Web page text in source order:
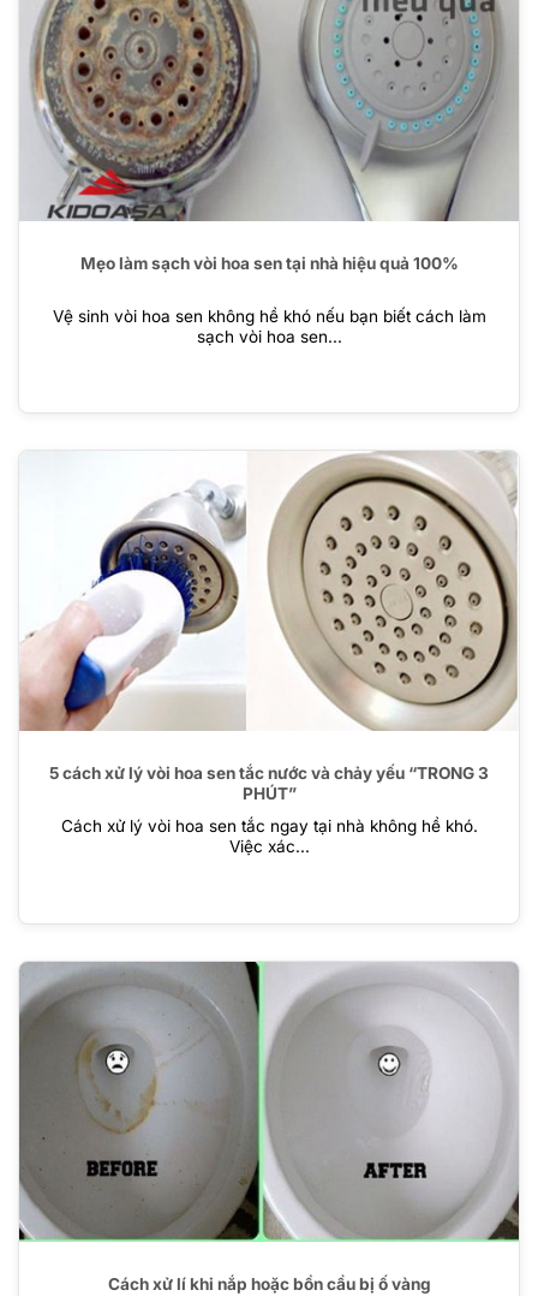
Mẹo làm sạch vòi hoa sen tại nhà hiệu quả 100%
Vệ sinh vòi hoa sen không hề khó nếu bạn biết cách làm
sạch vòi hoa sen...
5 cách xử lý vòi hoa sen tắc nước và chảy yếu “TRONG 3
PHÚT”
Cách xử lý vòi hoa sen tắc ngay tại nhà không hề khó.
Việc xác...
Cách xử lí khi nắp hoặc bồn cầu bị ố vàng